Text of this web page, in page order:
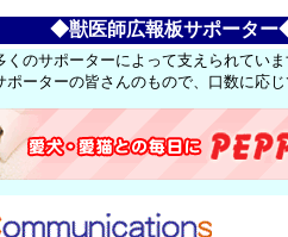
◆獣医師広報板サポータ
のサポーターによって支えられていま
ポーターの皆さんのもので、口数に応